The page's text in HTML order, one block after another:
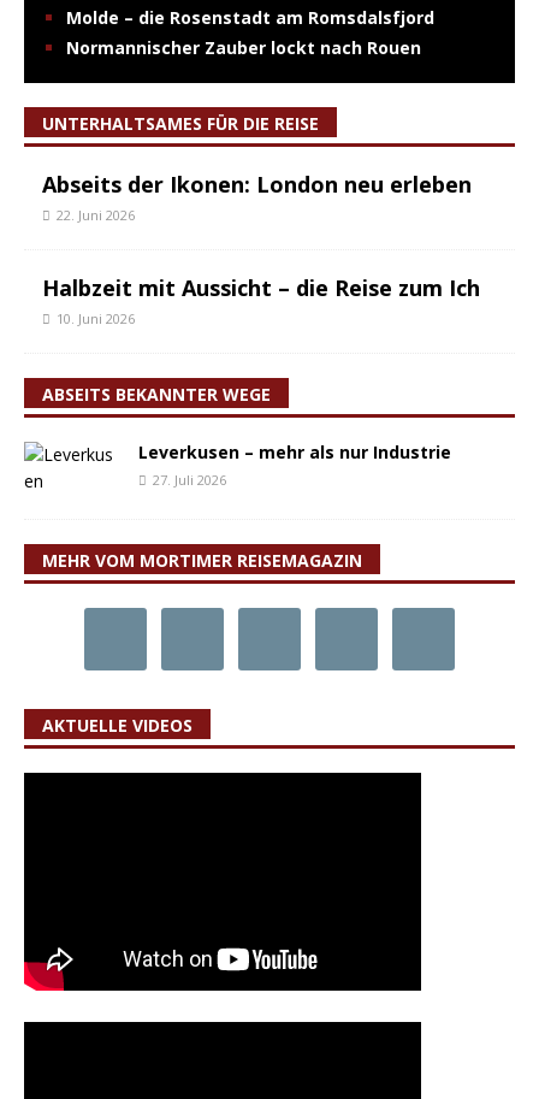
Molde – die Rosenstadt am Romsdalsfjord
Normannischer Zauber lockt nach Rouen
UNTERHALTSAMES FÜR DIE REISE
Abseits der Ikonen: London neu erleben
22. Juni 2026
Halbzeit mit Aussicht – die Reise zum Ich
10. Juni 2026
ABSEITS BEKANNTER WEGE
Leverkusen – mehr als nur Industrie
27. Juli 2026
MEHR VOM MORTIMER REISEMAGAZIN
AKTUELLE VIDEOS